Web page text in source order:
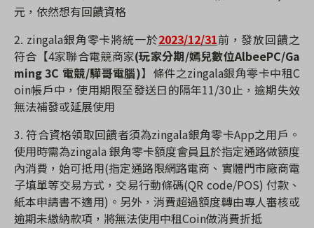
元，依然想有回饋資格
2. zingala銀角零卡將統一於2023/12/31前，發放回饋之
符合 【4家聯合電競商家(玩家分期/嫣兒數位AlbeePC/Ga
ming 3C 電競/驊哥電腦)】 條件之zingala銀角零卡中租C
oin帳戶中，使用期限至發送日的隔年11/30止，逾期失效
無法補發或延展使用
3. 符合資格領取回饋者須為zingala銀角零卡App之用戶。
使用時需為zingala 銀角零卡額度會員且於指定通路做額度
內消費，始可抵用(指定通路限網路電商、實體門市廠商電
子填單等交易方式，交易行動條碼(QR code/POS) 付款、
紙本申請書不適用) 。另外，消費超過額度轉由專人審核或
逾期未繳納款項，將無法使用中租Coin做消費折抵